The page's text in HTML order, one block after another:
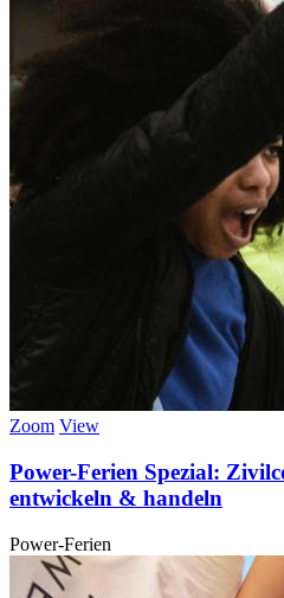
Zoom View
Power-Ferien Spezial:
entwickeln & handeln
Power-Ferien